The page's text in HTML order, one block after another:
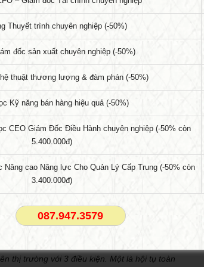
PTI đã chia sẻ: “
tất yếu, không ai có thể đảo ngược trong
với sự thay đổi, đi cùng và nắm bắt sự
cầu đoàn kết lại. Nay chúng ta có câu: Doanh
thị trường với 3 điều kiện. Một là hội tụ toàn
Thuyết trình chuyên nghiệp (-50%)
đốc sản xuất chuyên nghiệp (-50%)
thuật thương lượng & đàm phán (-50%)
Kỹ năng bán hàng hiệu quả (-50%)
CEO Giám Đốc Điều Hành chuyên nghiệp (-50% còn
5.400.000đ)
Nâng cao Năng lực Cho Quản Lý Cấp Trung (-50% còn
3.400.000đ)
087.947.3579